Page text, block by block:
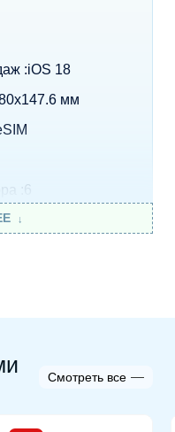
:iOS 18
мм
:6
ГБ
Смотреть все